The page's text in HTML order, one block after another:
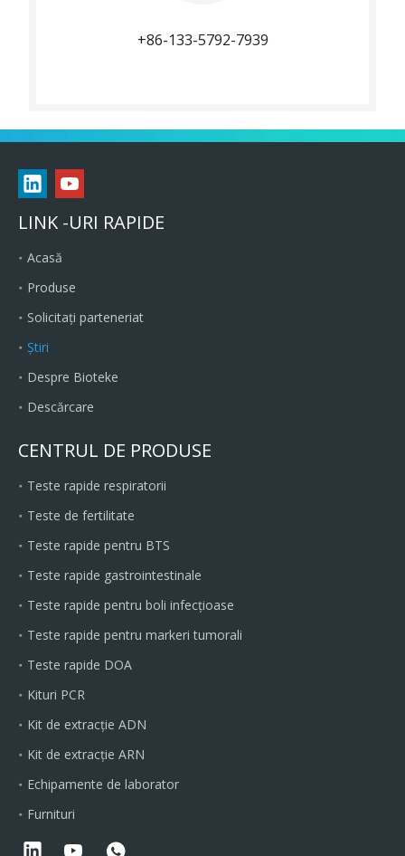
+86-133-5792-7939
LINK -URI RAPIDE
Acasă
Produse
Solicitați parteneriat
Ştiri
Despre Bioteke
Descărcare
CENTRUL DE PRODUSE
Teste rapide respiratorii
Teste de fertilitate
Teste rapide pentru BTS
Teste rapide gastrointestinale
Teste rapide pentru boli infecțioase
Teste rapide pentru markeri tumorali
Teste rapide DOA
Kituri PCR
Kit de extracție ADN
Kit de extracție ARN
Echipamente de laborator
Furnituri